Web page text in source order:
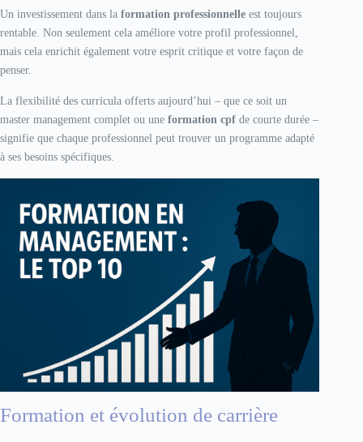
Un investissement dans la formation professionnelle est toujours
rentable. Non seulement cela améliore votre profil professionnel,
mais cela enrichit également votre esprit critique et votre façon de
penser.
La flexibilité des curricula offerts aujourd’hui – que ce soit un
master management complet ou une formation cpf de courte durée –
signifie que chaque professionnel peut trouver un programme adapté
à ses besoins spécifiques.
Formation et évolution de carrière